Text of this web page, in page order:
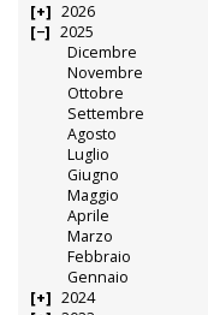
2026
2025
Dicembre
Novembre
Ottobre
Settembre
Agosto
Luglio
Giugno
Maggio
Aprile
Marzo
Febbraio
Gennaio
2024